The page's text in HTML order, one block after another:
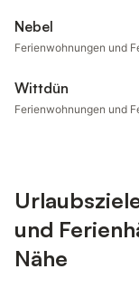
Nebel
Ferienwohnungen und
Wittdün
Ferienwohnungen und
und
Nähe